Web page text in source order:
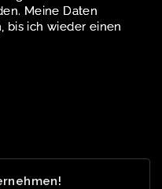
Meine Daten
bis ich wieder einen